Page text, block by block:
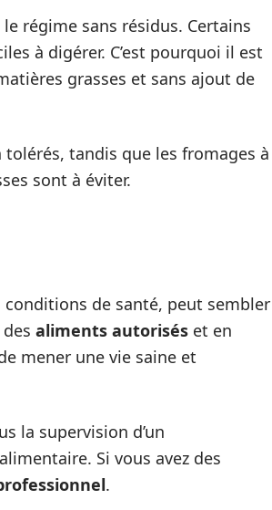
régime sans résidus. Certains
à digérer. C’est pourquoi il est
grasses et sans ajout de
tandis que les fromages à
sont à éviter.
conditions de santé, peut sembler
aliments autorisés et en
mener une vie saine et
la supervision d’un
Si vous avez des
.